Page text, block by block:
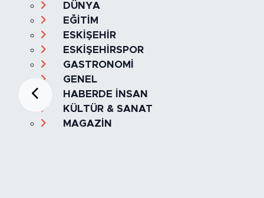
DÜNYA
EĞİTİM
ESKİŞEHİR
ESKİŞEHİRSPOR
GASTRONOMİ
GENEL
HABERDE İNSAN
KÜLTÜR & SANAT
MAGAZİN